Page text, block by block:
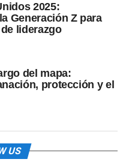
2025:
Generación Z para
liderazgo
del mapa:
protección y el
US